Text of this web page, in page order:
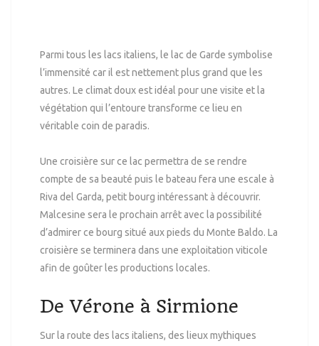
Parmi tous les lacs italiens, le lac de Garde symbolise
l’immensité car il est nettement plus grand que les
autres. Le climat doux est idéal pour une visite et la
végétation qui l’entoure transforme ce lieu en
véritable coin de paradis.
Une croisière sur ce lac permettra de se rendre
compte de sa beauté puis le bateau fera une escale à
Riva del Garda, petit bourg intéressant à découvrir.
Malcesine sera le prochain arrêt avec la possibilité
d’admirer ce bourg situé aux pieds du Monte Baldo. La
croisière se terminera dans une exploitation viticole
afin de goûter les productions locales.
De Vérone à Sirmione
Sur la route des lacs italiens, des lieux mythiques